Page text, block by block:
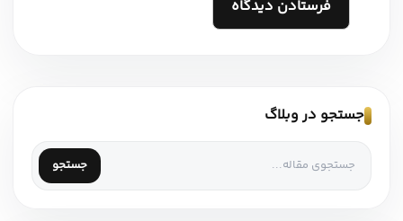
جستجو در وبلاگ
جستجو